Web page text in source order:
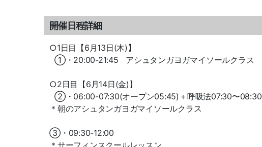
開催日程詳細
○1日目【6月13日(木)】
①・20:00-21:45 アシュタンガヨガマイソールクラス
○2日目【6月14日(金)】
②・06:00-07:30(オープン05:45)＋呼吸法07:30〜08:30
＊朝のアシュタンガヨガマイソールクラス
③・09:30-12:00
＊サーフィンスクールレッスン